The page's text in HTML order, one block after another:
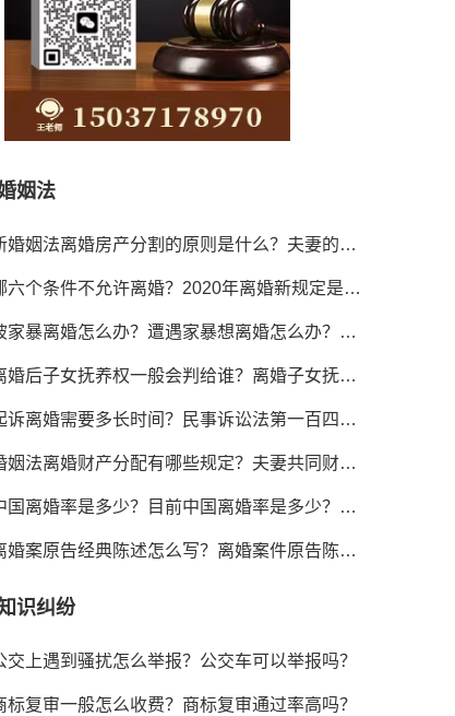
姻法
姻法离婚房产分割的原则是什么？夫妻的共同财产怎么分配的？
六个条件不允许离婚？2020年离婚新规定是什么？
暴离婚怎么办？遭遇家暴想离婚怎么办？家暴离婚证据怎么收集？
后子女抚养权一般会判给谁？离婚子女抚养权可以尊重子女的意见吗？
离婚需要多长时间？民事诉讼法第一百四十九条内容是什么？
法离婚财产分配有哪些规定？夫妻共同财产分割的原则是什么？
离婚率是多少？目前中国离婚率是多少？离婚率是怎么计算的？
案原告经典陈述怎么写？离婚案件原告陈述词的法律依据是什么？
识纠纷
交上遇到骚扰怎么举报？公交车可以举报吗？
标复审一般怎么收费？商标复审通过率高吗？
11-18 12:16:14
律师回答区
08-30 09:48:22
律师回答区